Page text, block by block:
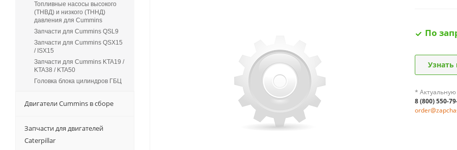
По
Узнать
*
8 (800) 550-
Топливные насосы высокого
(ТНВД) и низкого (ТННД)
давления для Cummins
Запчасти для Cummins QSL9
Запчасти для Cummins QSX15
/ ISX15
Запчасти для Cummins KTA19 /
KTA38 / KTA50
Головка блока цилиндров ГБЦ
Двигатели Cummins в сборе
Запчасти для двигателей
Caterpillar